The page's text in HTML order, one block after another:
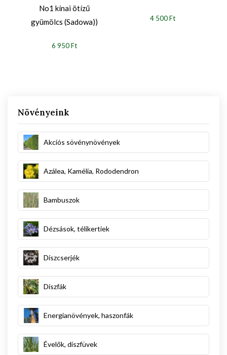
Növényeink
Akciós sövénynövények
Azálea, Kamélia, Rododendron
Bambuszok
Dézsások, télikertiek
Díszcserjék
Díszfák
Energianövények, haszonfák
Évelők, díszfüvek
No1 kínai ötízű
gyümölcs (Sadowa))
6 950 Ft
4 500 Ft